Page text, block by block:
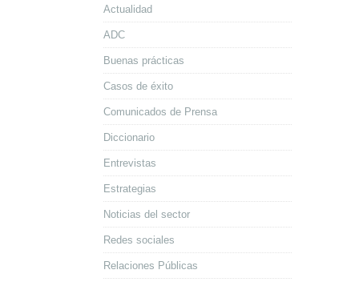
Actualidad
ADC
Buenas prácticas
Casos de éxito
Comunicados de Prensa
Diccionario
Entrevistas
Estrategias
Noticias del sector
Redes sociales
Relaciones Públicas